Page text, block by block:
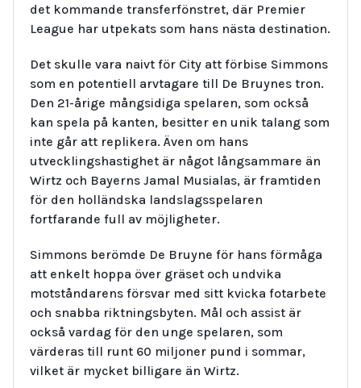
det kommande transferfönstret, där Premier
League har utpekats som hans nästa destination.
Det skulle vara naivt för City att förbise Simmons
som en potentiell arvtagare till De Bruynes tron.
Den 21-årige mångsidiga spelaren, som också
kan spela på kanten, besitter en unik talang som
inte går att replikera. Även om hans
utvecklingshastighet är något långsammare än
Wirtz och Bayerns Jamal Musialas, är framtiden
för den holländska landslagsspelaren
fortfarande full av möjligheter.
Simmons berömde De Bruyne för hans förmåga
att enkelt hoppa över gräset och undvika
motståndarens försvar med sitt kvicka fotarbete
och snabba riktningsbyten. Mål och assist är
också vardag för den unge spelaren, som
värderas till runt 60 miljoner pund i sommar,
vilket är mycket billigare än Wirtz.